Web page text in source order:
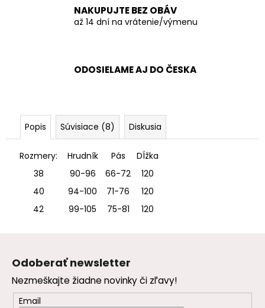
NAKUPUJTE BEZ OBÁV
až 14 dní na vrátenie/výmenu
ODOSIELAME AJ DO ČESKA
Popis Súvisiace (8) Diskusia
Rozmery: Hrudník Pás
DÍžka
38
90-96 66-72
120
40
94-100 71-76
120
42
99-105 75-81 120
Odoberať newsletter
Nezmeškajte žiadne novinky či zľavy!
Email